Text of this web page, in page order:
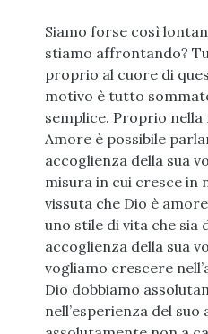
Siamo forse così
stiamo affrontando?
proprio al cuore di
motivo è tutto
semplice. Proprio nella
Amore è possibile
accoglienza della sua
misura in cui cresce in
vissuta che Dio è
uno stile di vita che sia
accoglienza della sua
vogliamo crescere
Dio dobbiamo
nell’esperienza del suo